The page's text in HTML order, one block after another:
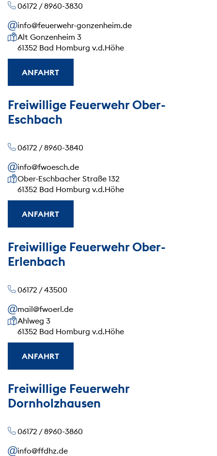
06172 / 8960-3830
info@feuerwehr-gonzenheim.de
Unsere Anschrift
Alt Gonzenheim 3
61352 Bad Homburg v.d.Höhe
ANFAHRT
Freiwillige Feuerwehr Ober-
Eschbach
06172 / 8960-3840
info@fwoesch.de
Unsere Anschrift
Ober-Eschbacher Straße 132
61352 Bad Homburg v.d.Höhe
ANFAHRT
Freiwillige Feuerwehr Ober-
Erlenbach
06172 / 43500
mail@fwoerl.de
Unsere Anschrift
Ahlweg 3
61352 Bad Homburg v.d.Höhe
ANFAHRT
Freiwillige Feuerwehr
Dornholzhausen
06172 / 8960-3860
info@ffdhz.de